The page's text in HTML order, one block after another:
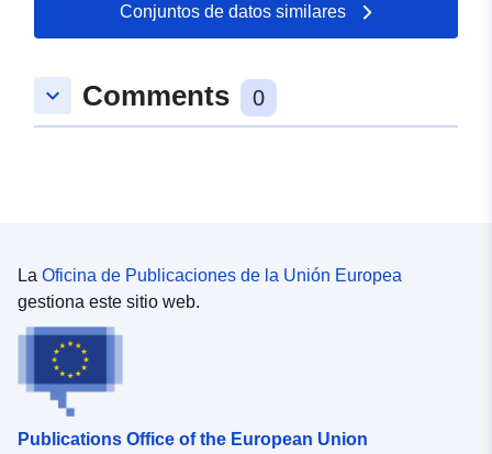
ijsselmeergebied-zannichellia-
Conjuntos de datos similares
keyboard_arrow_down Comments 0
La Oficina de Publicaciones de la Unión Europea
gestiona este sitio web.
Publications Office of the European Union